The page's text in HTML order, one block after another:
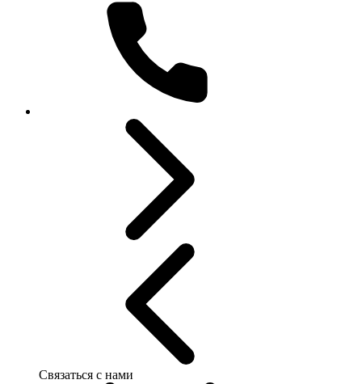
Связаться с нами